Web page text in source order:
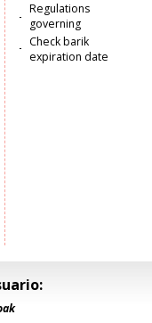
Regulations
governing
Check barik
expiration date